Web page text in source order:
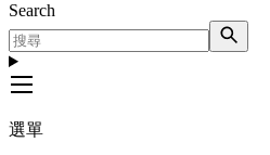
Search
選單